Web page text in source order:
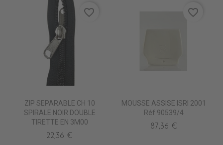
ZIP SEPARABLE CH 10
SPIRALE NOIR DOUBLE
TIRETTE EN 3M00
22,36 €
favorite_border
MOUSSE ASSISE ISRI 2001
Réf 90539/4
87,36 €
favorite_border